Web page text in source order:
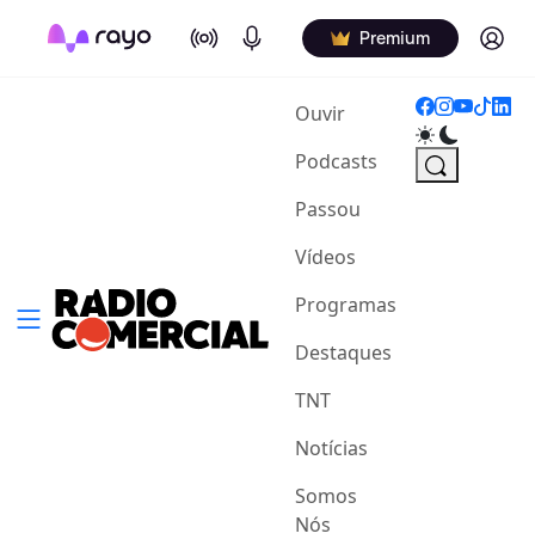
On Air Podcasts Premium Log in
Ouvir(current)
Podcasts
Passou
Vídeos
Programas
Destaques
TNT
Notícias
Somos
Nós